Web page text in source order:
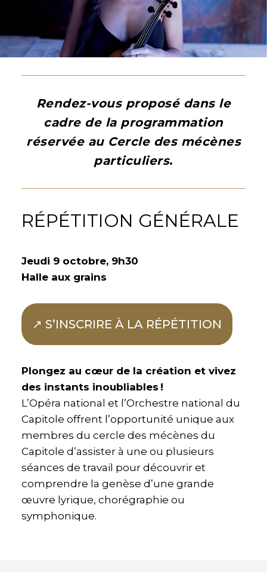
Rendez-vous proposé dans le
cadre de la programmation
réservée au Cercle des mécènes
particuliers.
RÉPÉTITION GÉNÉRALE
Jeudi 9 octobre, 9h30
Halle aux grains
↗ S’INSCRIRE À LA RÉPÉTITION
Plongez au cœur de la création et vivez
des instants inoubliables !
L’Opéra national et l’Orchestre national du
Capitole offrent l’opportunité unique aux
membres du cercle des mécènes du
Capitole d’assister à une ou plusieurs
séances de travail pour découvrir et
comprendre la genèse d’une grande
œuvre lyrique, chorégraphie ou
symphonique.